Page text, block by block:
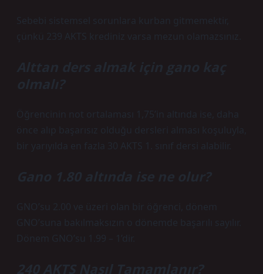
Sebebi sistemsel sorunlara kurban gitmemektir,
çünkü 239 AKTS krediniz varsa mezun olamazsınız.
Alttan ders almak için gano kaç
olmalı?
Öğrencinin not ortalaması 1,75’in altında ise, daha
önce alıp başarısız olduğu dersleri alması koşuluyla,
bir yarıyılda en fazla 30 AKTS 1. sınıf dersi alabilir.
Gano 1.80 altında ise ne olur?
GNO’su 2.00 ve üzeri olan bir öğrenci, dönem
GNO’suna bakılmaksızın o dönemde başarılı sayılır.
Dönem GNO’su 1.99 – 1’dir.
240 AKTS Nasıl Tamamlanır?